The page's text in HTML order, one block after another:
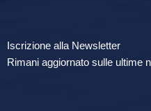
Iscrizione alla Newsletter
Rimani aggiornato sulle ultime